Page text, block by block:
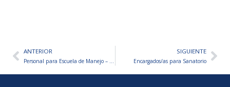
AntANTERIOR
Personal para Escuela de Manejo – VARIOS PUESTOS A CUBRIR
SIGUIENTE
Encargados/as para Sanatorio